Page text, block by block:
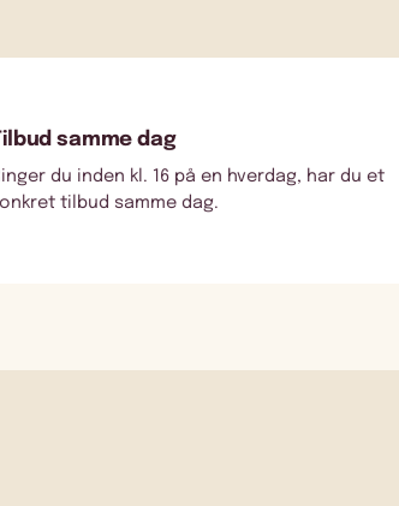
samme dag
du inden kl. 16 på en hverdag, har du et
tilbud samme dag.